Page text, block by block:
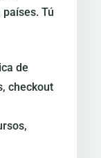
Tú
de
checkout